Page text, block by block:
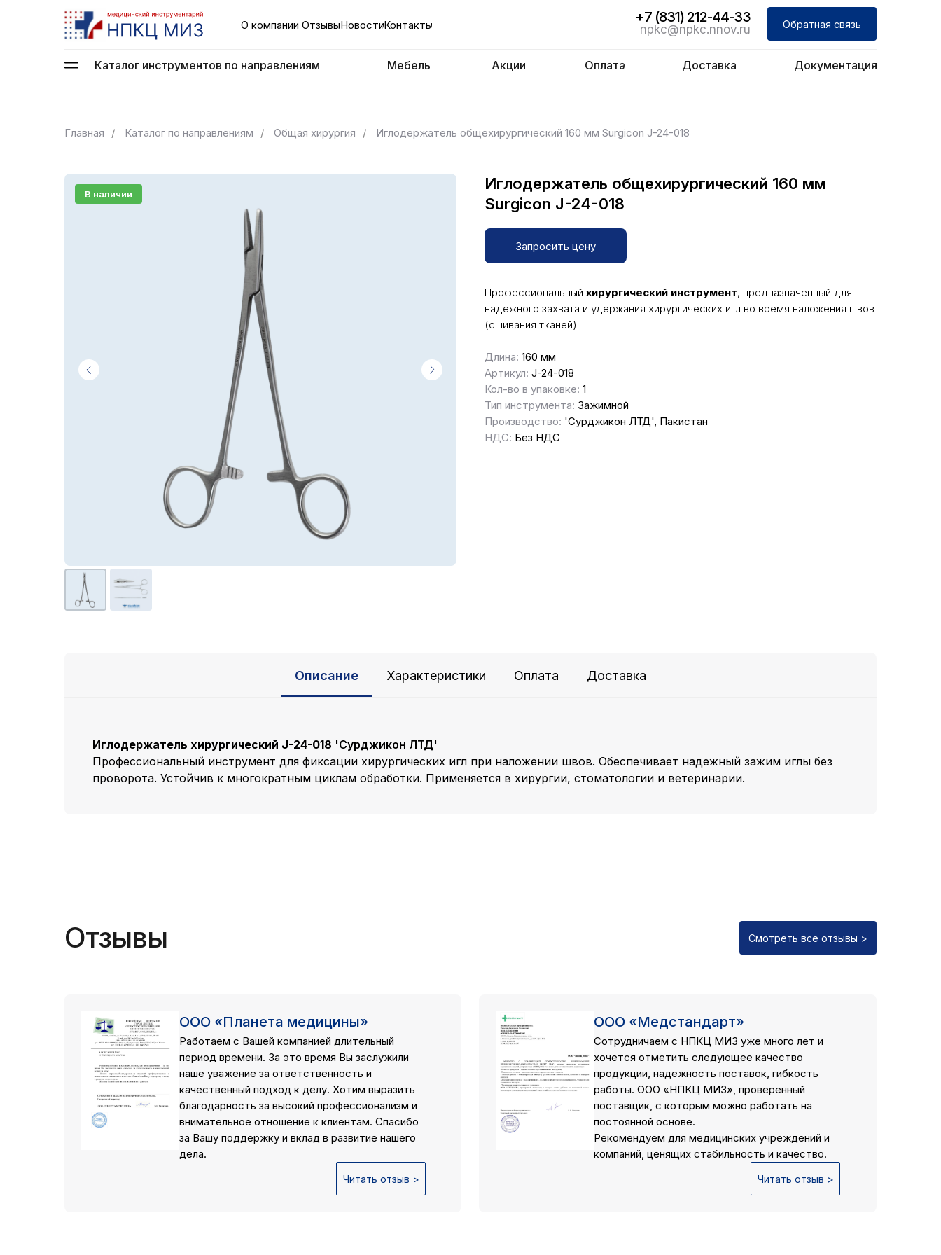
Обратная связь
Каталог инструментов по направлениям Мебель Акции Оплата Доставка Документация
О компании ОтзывыНовостиКонтакты +7 (831) 212-44-33
npkc@npkc.nnov.ru
Главная / Каталог по направлениям / Общая хирургия / Иглодержатель общехирургический 160 мм Surgicon J-24-018
Иглодержатель общехирургический 160 мм
Surgicon J-24-018
Запросить цену
Профессиональный хирургический инструмент, предназначенный для
надежного захвата и удержания хирургических игл во время наложения швов
(сшивания тканей).
Длина: 160 мм
Артикул: J-24-018
Кол-во в упаковке: 1
Тип инструмента: Зажимной
Производство: 'Сурджикон ЛТД', Пакистан
НДС: Без НДС
Описание Характеристики Оплата Доставка
Иглодержатель хирургический J-24-018 'Сурджикон ЛТД'
Профессиональный инструмент для фиксации хирургических игл при наложении швов. Обеспечивает надежный зажим иглы без
проворота. Устойчив к многократным циклам обработки. Применяется в хирургии, стоматологии и ветеринарии.
Отзывы Смотреть все отзывы >
ООО «Медстандарт»
Сотрудничаем с НПКЦ МИЗ уже много лет и
хочется отметить следующее качество
продукции, надежность поставок, гибкость
работы. ООО «НПКЦ МИЗ», проверенный
поставщик, с которым можно работать на
постоянной основе.
Рекомендуем для медицинских учреждений и
компаний, ценящих стабильность и качество.
Читать отзыв >
ООО «Планета медицины»
Работаем с Вашей компанией длительный
период времени. За это время Вы заслужили
наше уважение за ответственность и
качественный подход к делу. Хотим выразить
благодарность за высокий профессионализм и
внимательное отношение к клиентам. Спасибо
за Вашу поддержку и вклад в развитие нашего
дела.
Читать отзыв >